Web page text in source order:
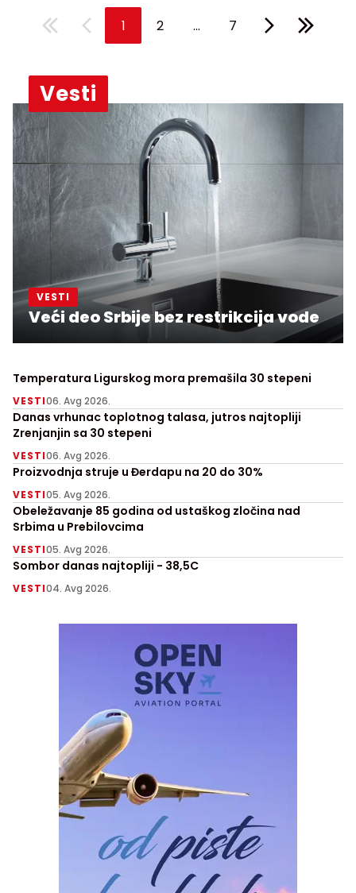
1 2 ... 7
Vesti
VESTI
Veći deo Srbije bez restrikcija vode
Temperatura Ligurskog mora premašila 30 stepeni
VESTI06. Avg 2026.
Danas vrhunac toplotnog talasa, jutros najtopliji
Zrenjanjin sa 30 stepeni
VESTI06. Avg 2026.
Proizvodnja struje u Đerdapu na 20 do 30%
VESTI05. Avg 2026.
Obeležavanje 85 godina od ustaškog zločina nad
Srbima u Prebilovcima
VESTI05. Avg 2026.
Sombor danas najtopliji - 38,5C
VESTI04. Avg 2026.